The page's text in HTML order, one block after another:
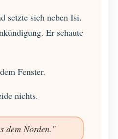
setzte sich neben Isi.
Er schaute
Fenster.
nichts.
dem Norden."